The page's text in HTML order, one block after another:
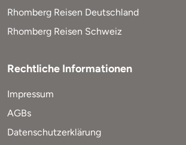
Rhomberg Reisen Deutschland
Rhomberg Reisen Schweiz
Rechtliche Informationen
Impressum
AGBs
Datenschutzerklärung